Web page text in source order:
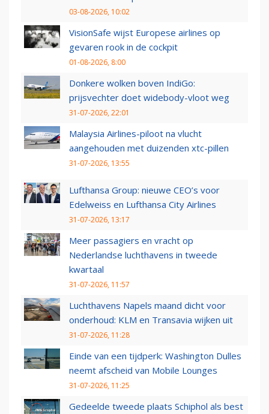
03-08-2026, 10:02
VisionSafe wijst Europese airlines op
gevaren rook in de cockpit
01-08-2026, 8:00
Donkere wolken boven IndiGo:
prijsvechter doet widebody-vloot weg
31-07-2026, 22:01
Malaysia Airlines-piloot na vlucht
aangehouden met duizenden xtc-pillen
31-07-2026, 13:55
Lufthansa Group: nieuwe CEO’s voor
Edelweiss en Lufthansa City Airlines
31-07-2026, 13:17
Meer passagiers en vracht op
Nederlandse luchthavens in tweede
kwartaal
31-07-2026, 11:57
Luchthavens Napels maand dicht voor
onderhoud: KLM en Transavia wijken uit
31-07-2026, 11:28
Einde van een tijdperk: Washington Dulles
neemt afscheid van Mobile Lounges
31-07-2026, 11:25
Gedeelde tweede plaats Schiphol als best